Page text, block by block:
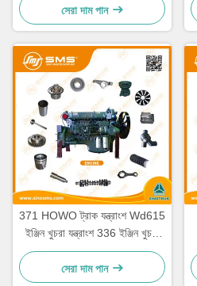
সেরা দাম পান
371 HOWO ট্রাক যন্ত্রাংশ Wd615
ইঞ্জিন খুচরা যন্ত্রাংশ 336 ইঞ্জিন খুচরা
যন্ত্রাংশ
সেরা দাম পান